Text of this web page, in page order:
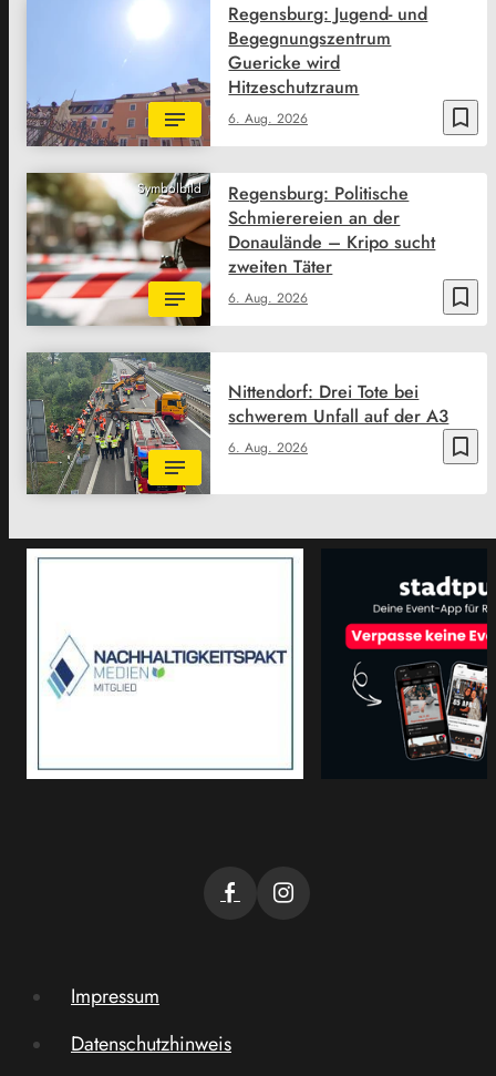
bookmark_border
6. Aug. 2026
Regensburg: Jugend- und
Begegnungszentrum
Guericke wird
Hitzeschutzraum
Symbolbild
bookmark_border
6. Aug. 2026
Regensburg: Politische
Schmierereien an der
Donaulände – Kripo sucht
zweiten Täter
bookmark_border
6. Aug. 2026
Nittendorf: Drei Tote bei
schwerem Unfall auf der A3
Impressum
Datenschutzhinweis